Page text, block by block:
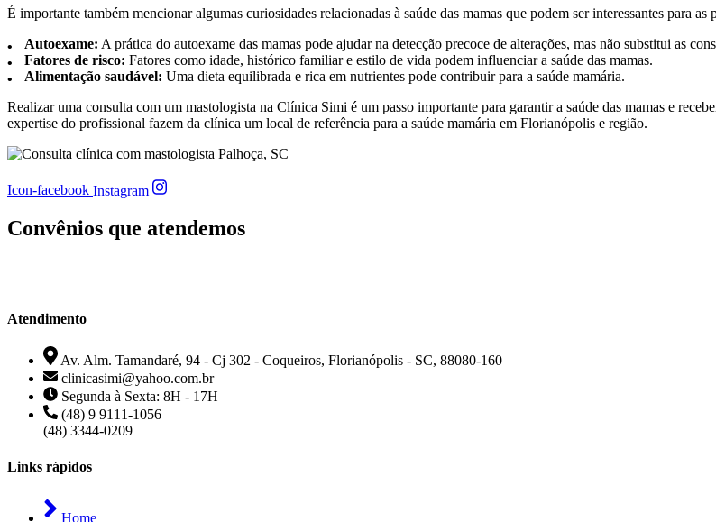
É importante também mencionar algumas curiosidades relacionadas à saúde das mamas que podem ser interessantes para as
Autoexame: A prática do autoexame das mamas pode ajudar na detecção precoce de alterações, mas não substitui as
Fatores de risco: Fatores como idade, histórico familiar e estilo de vida podem influenciar a saúde das mamas.
Alimentação saudável: Uma dieta equilibrada e rica em nutrientes pode contribuir para a saúde mamária.
Realizar uma consulta com um mastologista na Clínica Simi é um passo importante para garantir a saúde das mamas e
expertise do profissional fazem da clínica um local de referência para a saúde mamária em Florianópolis e região.
Icon-facebook Instagram
Convênios que atendemos
Atendimento
Av. Alm. Tamandaré, 94 - Cj 302 - Coqueiros, Florianópolis - SC, 88080-160
clinicasimi@yahoo.com.br
Segunda à Sexta: 8H - 17H
(48) 9 9111-1056
(48) 3344-0209
Links rápidos
Home